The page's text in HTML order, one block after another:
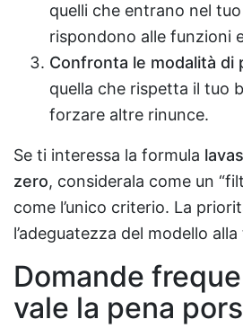
quelli che entrano nel
rispondono alle funzioni
Confronta le modalità di
quella che rispetta il tuo
forzare altre rinunce.
Se ti interessa la formula
zero, considerala come un
come l’unico criterio. La
l’adeguatezza del modello
Domande
vale la pena